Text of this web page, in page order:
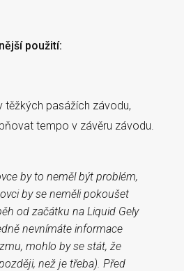
použití:
pasážích závodu,
tempo v závěru závodu.
by to neměl být problém,
by se neměli pokoušet
od začátku na Liquid Gely
nevnímáte informace
mohlo by se stát, že
než je třeba). Před